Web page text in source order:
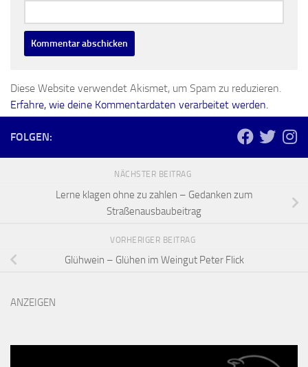
Diese Website verwendet Akismet, um Spam zu reduzieren.
Erfahre, wie deine Kommentardaten verarbeitet werden.
FOLGEN:
NÄCHSTER BEITRAG
Lerne klagen ohne zu zahlen – Gedanken zum
Straßenausbaubeitrag
VORHERIGER BEITRAG
Glühwein – Glühen im Weingut Peter Flick
ANZEIGEN